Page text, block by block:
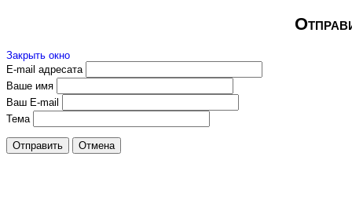
Закрыть окно
E-mail адресата
Ваше имя
Ваш E-mail
Тема
Отправить Отмена